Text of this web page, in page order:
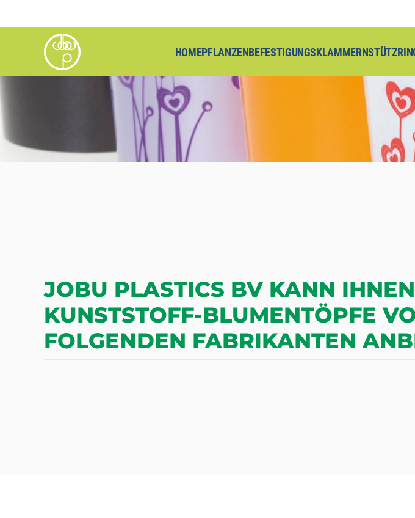
Zum Hauptinhalt springen
HOMEPFLANZENBEFESTIGUNGSKLAMMERN
JOBU PLASTICS BV KANN IHNEN
KUNSTSTOFF-BLUMENTÖPFE
FOLGENDEN FABRIKANTEN